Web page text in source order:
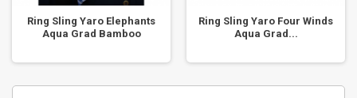
Ring Sling Yaro Elephants
Aqua Grad Bamboo
Ring Sling Yaro Four Winds
Aqua Grad...